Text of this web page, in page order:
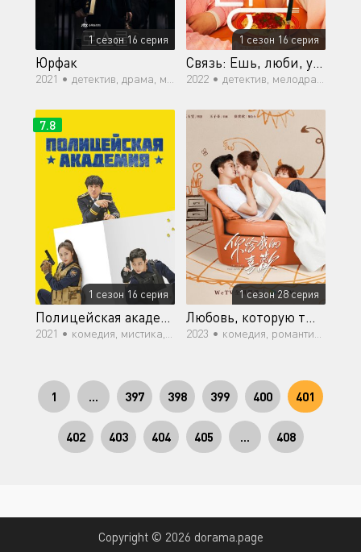
1 сезон 16 серия
Юрфак
2021 • детектив, драма, мистика, закон, криминал
1 сезон 16 серия
Связь: Ешь, люби, убивай
2022 • детектив, мелодрама, фэнтези, мистика, романтика, драма
1 сезон 16 серия
Полицейская академия
2021 • комедия, мистика, романтика, драма
7.8
1 сезон 28 серия
Любовь, которую ты даришь мне
2023 • комедия, романтика, драма
1 ... 397 398 399 400 401
402 403 404 405 ... 408
Copyright © 2026 dorama.page